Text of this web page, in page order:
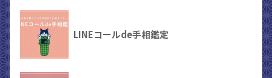
LINEコールde手相鑑定